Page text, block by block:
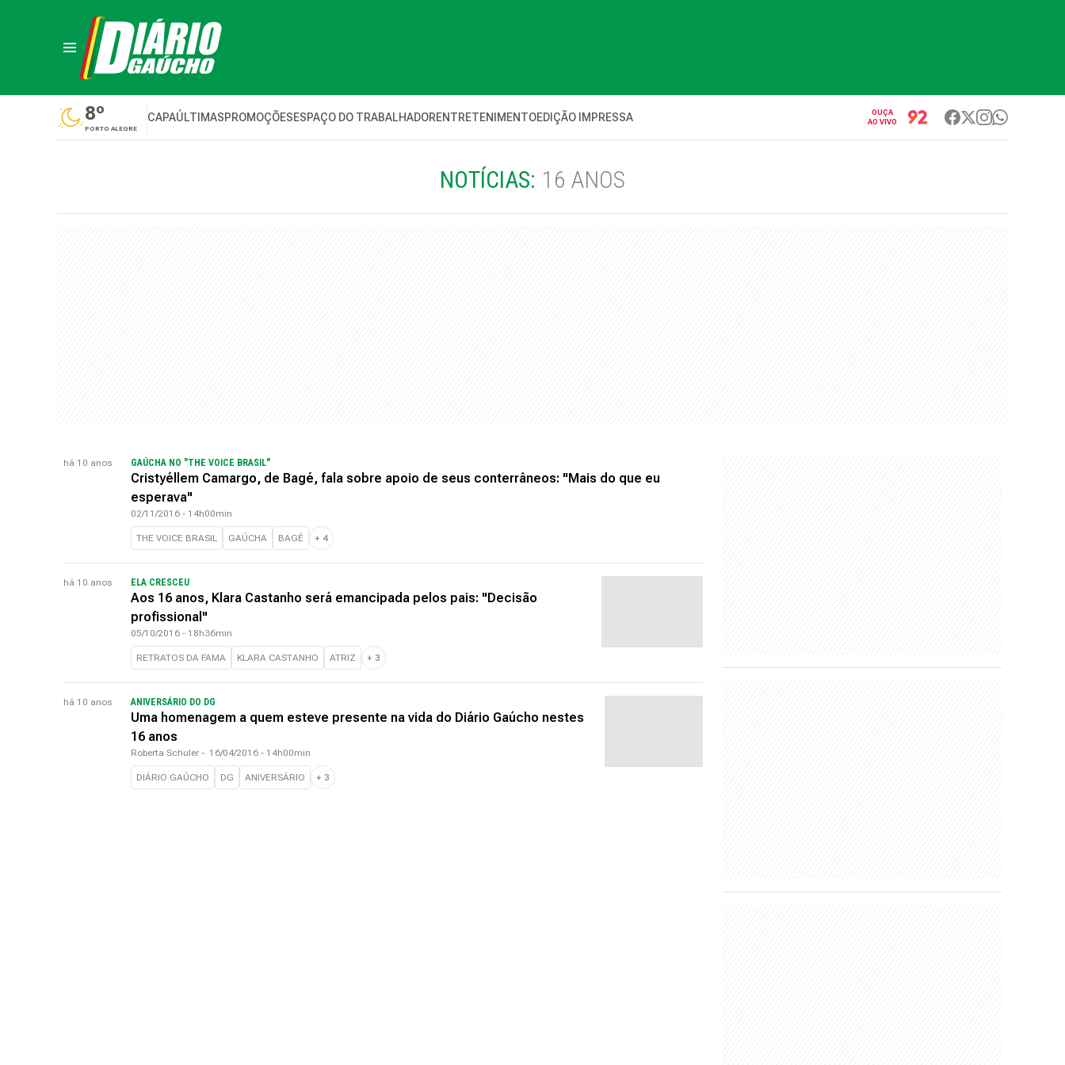
8º
PORTO ALEGRE
CAPAÚLTIMASPROMOÇÕESESPAÇO DO TRABALHADORENTRETENIMENTOEDIÇÃO IMPRESSA
OUÇA
AO VIVO
NOTÍCIAS: 16 ANOS
há 10 anos GAÚCHA NO "THE VOICE BRASIL"
Cristyéllem Camargo, de Bagé, fala sobre apoio de seus conterrâneos: "Mais do que eu
esperava"
02/11/2016 - 14h00min
THE VOICE BRASIL GAÚCHA BAGÉ + 4
há 10 anos ELA CRESCEU
Aos 16 anos, Klara Castanho será emancipada pelos pais: "Decisão
profissional"
05/10/2016 - 18h36min
RETRATOS DA FAMA KLARA CASTANHO ATRIZ + 3
há 10 anos ANIVERSÁRIO DO DG
Uma homenagem a quem esteve presente na vida do Diário Gaúcho nestes
16 anos
Roberta Schuler - 16/04/2016 - 14h00min
DIÁRIO GAÚCHO DG ANIVERSÁRIO + 3